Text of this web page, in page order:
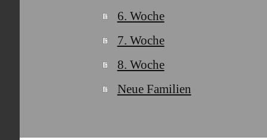
6. Woche
7. Woche
8. Woche
Neue Familien